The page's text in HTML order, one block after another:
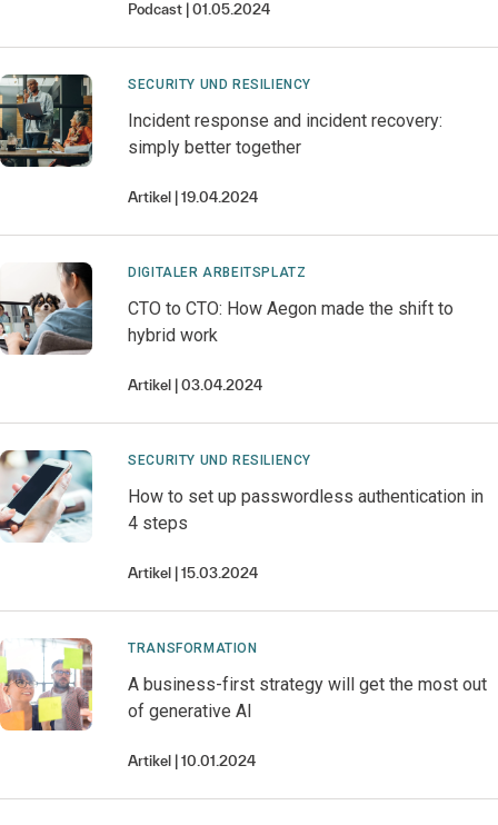
Podcast 01.05.2024
SECURITY UND RESILIENCY
Incident response and incident recovery:
simply better together
Artikel 19.04.2024
DIGITALER ARBEITSPLATZ
CTO to CTO: How Aegon made the shift to
hybrid work
Artikel 03.04.2024
SECURITY UND RESILIENCY
How to set up passwordless authentication in
4 steps
Artikel 15.03.2024
TRANSFORMATION
A business-first strategy will get the most out
of generative AI
Artikel 10.01.2024